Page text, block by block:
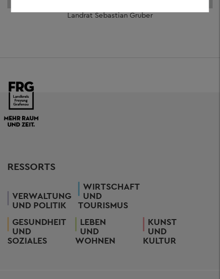
Landrat Sebastian Gruber
RESSORTS
VERWALTUNG
UND POLITIK
WIRTSCHAFT
UND
TOURISMUS
GESUNDHEIT
UND
SOZIALES
LEBEN
UND
WOHNEN
KUNST
UND
KULTUR